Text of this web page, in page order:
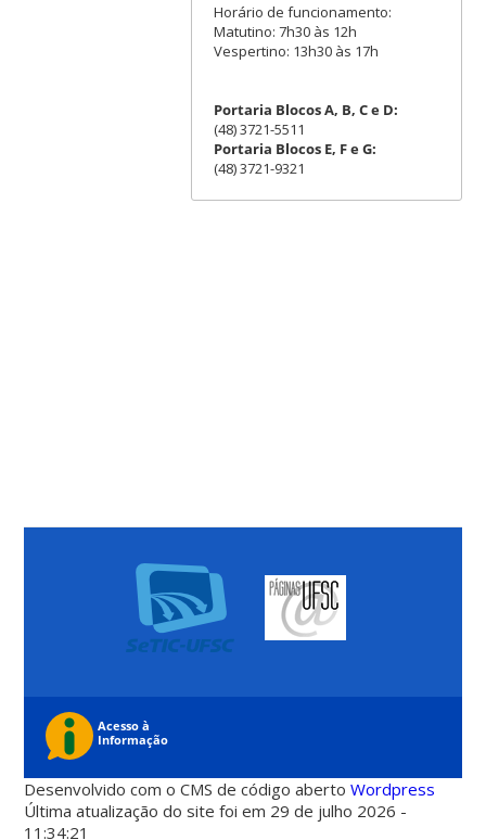
Horário de funcionamento:
Matutino: 7h30 às 12h
Vespertino: 13h30 às 17h
Portaria Blocos A, B, C e D:
(48) 3721-5511
Portaria Blocos E, F e G:
(48) 3721-9321
Desenvolvido com o CMS de código abertoWordpress
Última atualização do site foi em 29 de julho 2026 -
11:34:21